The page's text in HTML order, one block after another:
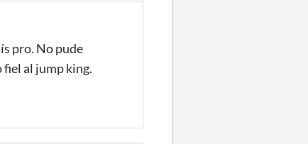
pro. No pude
al jump king.